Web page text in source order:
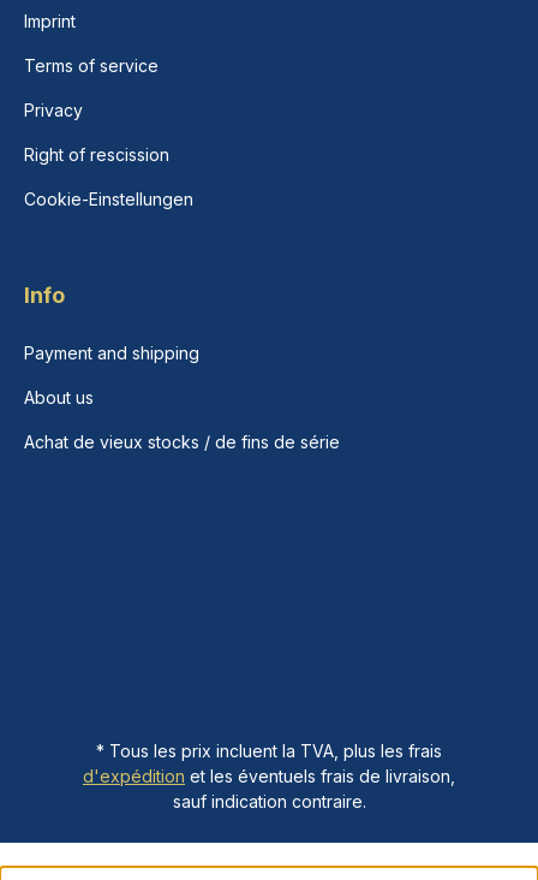
Imprint
Terms of service
Privacy
Right of rescission
Cookie-Einstellungen
Info
Payment and shipping
About us
Achat de vieux stocks / de fins de série
* Tous les prix incluent la TVA, plus les frais
d'expédition et les éventuels frais de livraison,
sauf indication contraire.